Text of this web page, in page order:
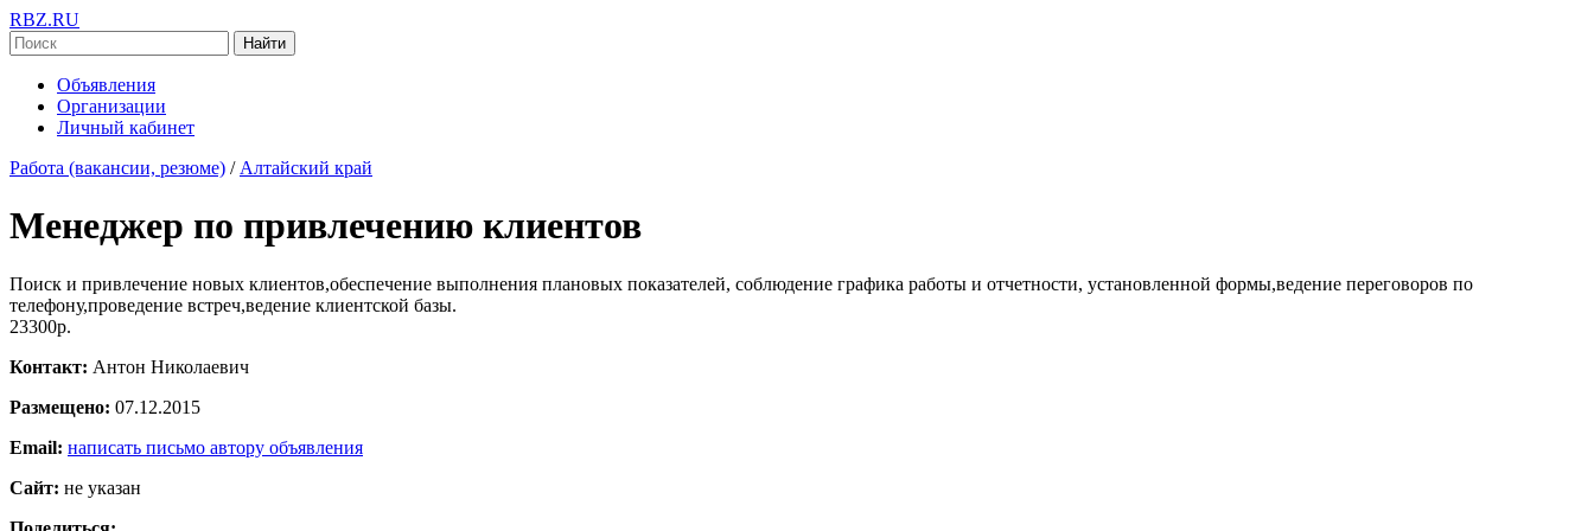
RBZ.RU
Найти
Объявления
Организации
Личный кабинет
Работа (вакансии, резюме) / Алтайский край
Менеджер по привлечению клиентов
Поиск и привлечение новых клиентов,обеспечение выполнения плановых показателей, соблюдение графика работы и отчетности, установленной формы,ведение переговоров по
телефону,проведение встреч,ведение клиентской базы.
23300р.
Контакт: Антон Николаевич
Размещено: 07.12.2015
Email: написать письмо автору объявления
Сайт: не указан